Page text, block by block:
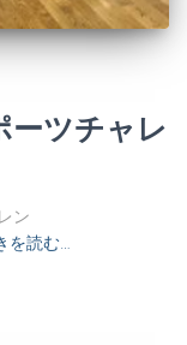
ツチャレ
ン
を読む…